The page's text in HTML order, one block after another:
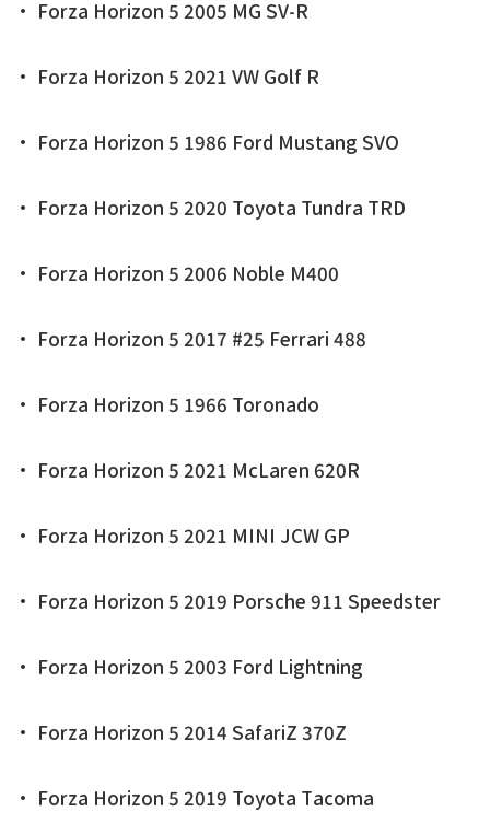
• Forza Horizon 5 2005 MG SV-R
• Forza Horizon 5 2021 VW Golf R
• Forza Horizon 5 1986 Ford Mustang SVO
• Forza Horizon 5 2020 Toyota Tundra TRD
• Forza Horizon 5 2006 Noble M400
• Forza Horizon 5 2017 #25 Ferrari 488
• Forza Horizon 5 1966 Toronado
• Forza Horizon 5 2021 McLaren 620R
• Forza Horizon 5 2021 MINI JCW GP
• Forza Horizon 5 2019 Porsche 911 Speedster
• Forza Horizon 5 2003 Ford Lightning
• Forza Horizon 5 2014 SafariZ 370Z
• Forza Horizon 5 2019 Toyota Tacoma